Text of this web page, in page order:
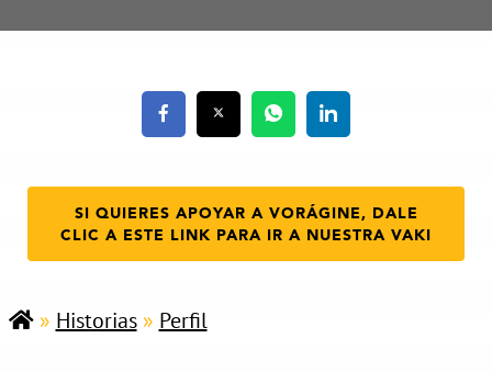
SI QUIERES APOYAR A VORÁGINE, DALE
CLIC A ESTE LINK PARA IR A NUESTRA VAKI
» Historias» Perfil